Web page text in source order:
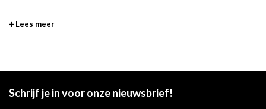
Lees meer
Schrijf je in voor onze nieuwsbrief!